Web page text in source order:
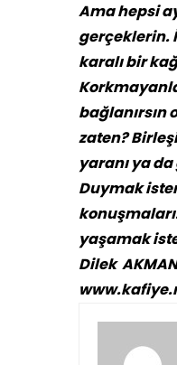
Ama hepsi
gerçeklerin.
karalı bir
zaten?
yaranı ya
Duymak
yaşamak
Dilek AKMAN